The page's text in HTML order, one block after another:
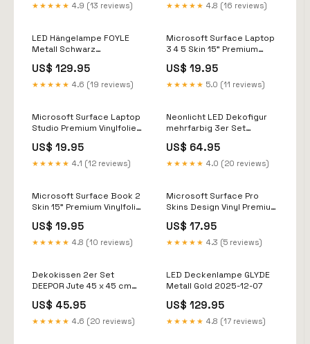
★★★★★ 4.9 (13 reviews) ★★★★★ 4.8 (16 reviews)
LED Hängelampe FOYLE
Metall Schwarz
US$ 129.95
★★★★★ 4.6 (19 reviews)
Microsoft Surface Laptop
3 4 5 Skin 15" Premium
Design Abstract
cid_1940143
US$ 19.95
★★★★★ 5.0 (11 reviews)
Microsoft Surface Laptop
Studio Premium Vinylfolie
Afrika kindle
US$ 19.95
★★★★★ 4.1 (12 reviews)
Neonlicht LED Dekofigur
mehrfarbig 3er Set
US$ 64.95
★★★★★ 4.0 (20 reviews)
Microsoft Surface Book 2
Skin 15" Premium Vinylfolie
Green Heaven switch
US$ 19.95
★★★★★ 4.8 (10 reviews)
Microsoft Surface Pro
Skins Design Vinyl Premium
Geo dji_mavic_3
US$ 17.95
★★★★★ 4.3 (5 reviews)
Dekokissen 2er Set
DEEPOR Jute 45 x 45 cm
Muster Material:Jute
US$ 45.95
★★★★★ 4.6 (20 reviews)
LED Deckenlampe GLYDE
Metall Gold 2025-12-07
US$ 129.95
★★★★★ 4.8 (17 reviews)